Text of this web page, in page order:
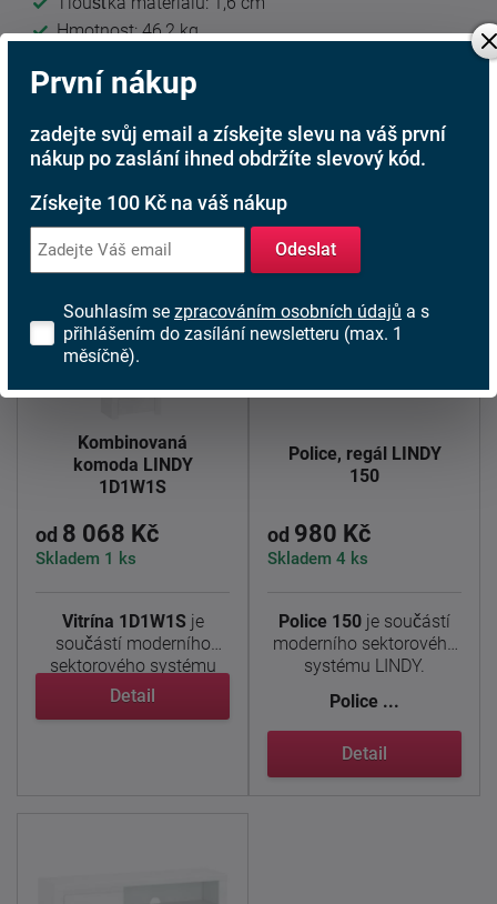
Hmotnost: 46,2 kg
jednou policí uvnitř
Komoda je dodávána v demontovaném stavu.
Prvky systému LINDY 2D1S
Kombinovaná
komoda LINDY
1D1W1S
od 8 068 Kč
Skladem 1 ks
Vitrína 1D1W1S je
součástí moderního
sektorového systému
LINDY. ...
Detail
Police, regál LINDY
150
od 980 Kč
Skladem 4 ks
Police 150 je součástí
moderního sektorového
systému LINDY.
Police ...
Detail
První nákup
zadejte svůj email a získejte slevu na váš první
nákup po zaslání ihned obdržíte slevový kód.
Získejte 100 Kč na váš nákup
Odeslat
Souhlasím se zpracováním osobních údajů a s
přihlášením do zasílání newsletteru (max. 1
měsíčně).